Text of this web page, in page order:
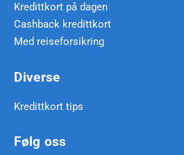
Kredittkort på dagen
Cashback kredittkort
Med reiseforsikring
Diverse
Kredittkort tips
Følg oss